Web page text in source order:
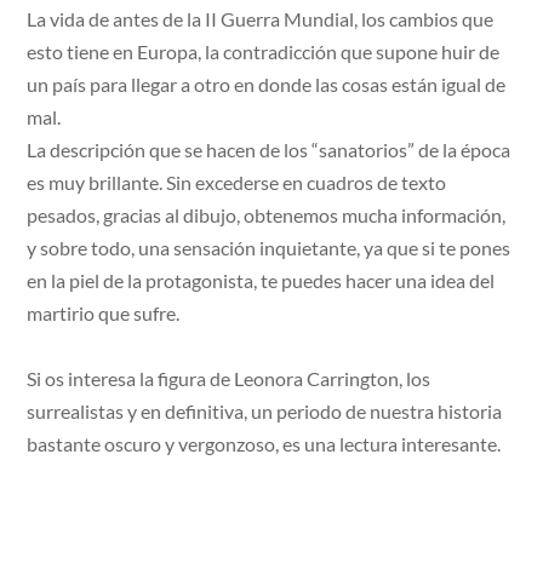
La vida de antes de la II Guerra Mundial, los cambios que
esto tiene en Europa, la contradicción que supone huir de
un país para llegar a otro en donde las cosas están igual de
mal.
La descripción que se hacen de los “sanatorios” de la época
es muy brillante. Sin excederse en cuadros de texto
pesados, gracias al dibujo, obtenemos mucha información,
y sobre todo, una sensación inquietante, ya que si te pones
en la piel de la protagonista, te puedes hacer una idea del
martirio que sufre.
Si os interesa la figura de Leonora Carrington, los
surrealistas y en definitiva, un periodo de nuestra historia
bastante oscuro y vergonzoso, es una lectura interesante.